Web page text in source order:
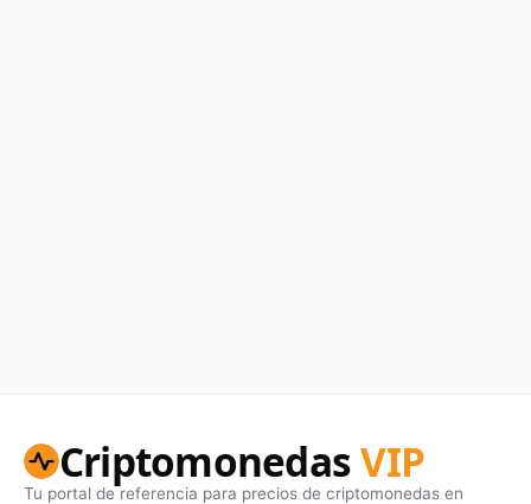
CriptomonedasVIP
Tu portal de referencia para precios de criptomonedas en